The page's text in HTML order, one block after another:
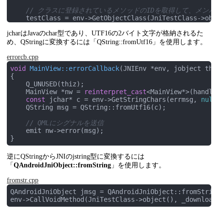
// クラスに登録されているメソッドのIDを取得して、メンバ
testClass = env->GetObjectClass(JniTestClass-
    _download = env->GetMethodID(testClass,
// "メソッド名", "シグニチャ", "C言語関数ポインタ"の配
    JNINativeMethod pmethods[] {
        {
"error", "(JLjava/lang/String;)V" ,
        {
"complete"
    };
// Qtドキュメントには詳細について言及されていないが、
// これはJNI関数「RegisterNatives」のラッパーである。
    env->RegisterNatives(testClass, pmethods,
// 静的メソッドを呼び出す。引数は見本のためのダミー数値
jboolean res =
void MainView::onCallJni()
    QAndroidJniEnvironment env;
// 戻り値がない(void)のJavaメソッドを呼び出す
// 例えば、戻り値がintの関数を呼び出したいのなら、
jcharはJavaのchar型であり、UTF16の2バイト文字が格納されるた
め、QStringに変換するには「QString::fromUtf16」を使用します。
errorcb.cpp
void MainView::errorCallback(JNIEnv *env, jobject
{
    Q_UNUSED(thiz);
    MainView *nw =
reinterpret_cast
const jchar* c = env->GetStringChars(errmsg,
    QString msg = QString::fromUtf16(c);
// QMLにシグナルを送信
    emit nw->error(msg);
}
逆にQStringからJNIのjstring型に変換するには
「 QAndroidJniObject::fromString 」を使用します。
fromstr.cpp
QAndroidJniObject jmsg =
env->CallVoidMethod(JniTestClass->object(),